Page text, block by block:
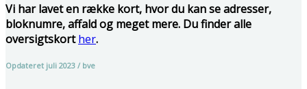
Vi har lavet en række kort, hvor du kan se adresser,
bloknumre, affald og meget mere. Du finder alle
oversigtskorther.
Opdateret juli 2023 / bve